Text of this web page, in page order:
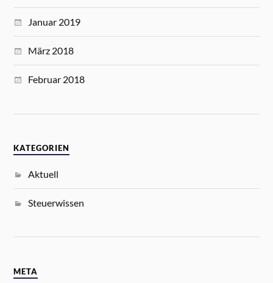
Januar 2019
März 2018
Februar 2018
KATEGORIEN
Aktuell
Steuerwissen
META